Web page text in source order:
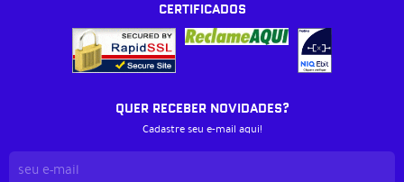
CERTIFICADOS
QUER RECEBER NOVIDADES?
Cadastre seu e-mail aqui!